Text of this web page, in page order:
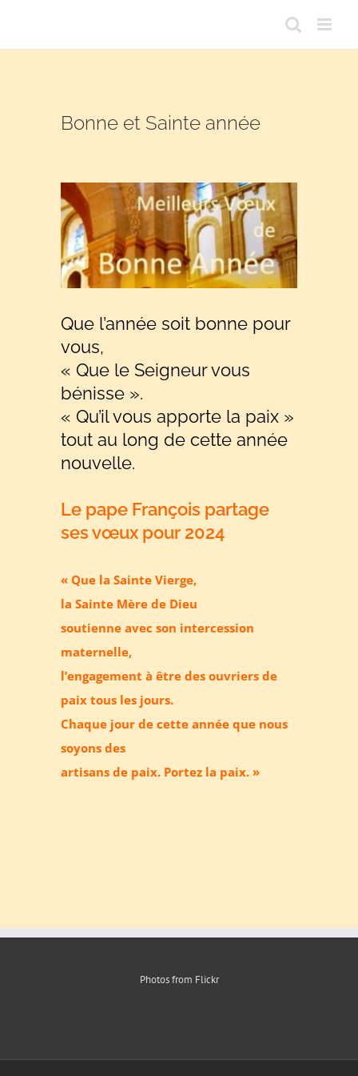
Bonne et Sainte année
Que l’année soit bonne pour
vous,
« Que le Seigneur vous
bénisse ».
« Qu’il vous apporte la paix »
tout au long de cette année
nouvelle.
Le pape François partage
ses vœux pour 2024
« Que la Sainte Vierge,
la Sainte Mère de Dieu
soutienne avec son intercession
maternelle,
l’engagement à être des ouvriers de
paix tous les jours.
Chaque jour de cette année que nous
soyons des
artisans de paix. Portez la paix. »
Photos from Flickr